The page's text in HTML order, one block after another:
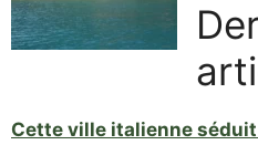
Cette ville italienne